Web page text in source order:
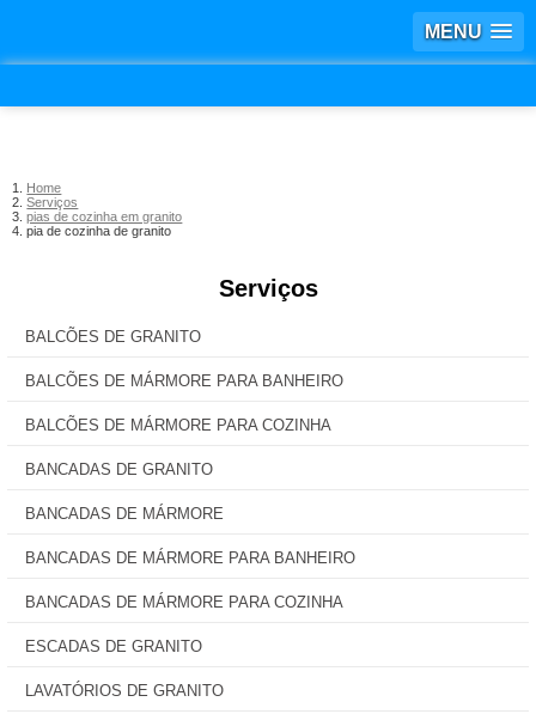
MENU
Home
Serviços
pias de cozinha em granito
pia de cozinha de granito
Serviços
BALCÕES DE GRANITO
BALCÕES DE MÁRMORE PARA BANHEIRO
BALCÕES DE MÁRMORE PARA COZINHA
BANCADAS DE GRANITO
BANCADAS DE MÁRMORE
BANCADAS DE MÁRMORE PARA BANHEIRO
BANCADAS DE MÁRMORE PARA COZINHA
ESCADAS DE GRANITO
LAVATÓRIOS DE GRANITO